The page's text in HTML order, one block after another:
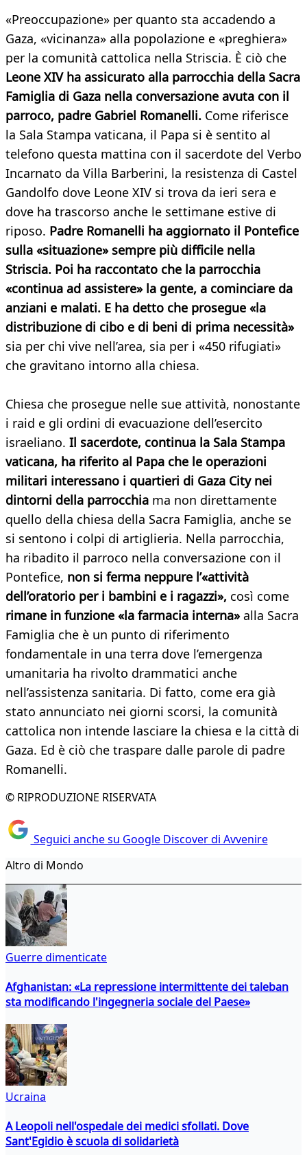
«Preoccupazione» per quanto sta accadendo a
Gaza, «vicinanza» alla popolazione e «preghiera»
per la comunità cattolica nella Striscia. È ciò che
Leone XIV ha assicurato alla parrocchia della Sacra
Famiglia di Gaza nella conversazione avuta con il
parroco, padre Gabriel Romanelli. Come riferisce
la Sala Stampa vaticana, il Papa si è sentito al
telefono questa mattina con il sacerdote del Verbo
Incarnato da Villa Barberini, la resistenza di Castel
Gandolfo dove Leone XIV si trova da ieri sera e
dove ha trascorso anche le settimane estive di
riposo. Padre Romanelli ha aggiornato il Pontefice
sulla «situazione» sempre più difficile nella
Striscia. Poi ha raccontato che la parrocchia
«continua ad assistere» la gente, a cominciare da
anziani e malati. E ha detto che prosegue «la
distribuzione di cibo e di beni di prima necessità»
sia per chi vive nell’area, sia per i «450 rifugiati»
che gravitano intorno alla chiesa.
Chiesa che prosegue nelle sue attività, nonostante
i raid e gli ordini di evacuazione dell’esercito
israeliano. Il sacerdote, continua la Sala Stampa
vaticana, ha riferito al Papa che le operazioni
militari interessano i quartieri di Gaza City nei
dintorni della parrocchia ma non direttamente
quello della chiesa della Sacra Famiglia, anche se
si sentono i colpi di artiglieria. Nella parrocchia,
ha ribadito il parroco nella conversazione con il
Pontefice, non si ferma neppure l’«attività
dell’oratorio per i bambini e i ragazzi», così come
rimane in funzione «la farmacia interna» alla Sacra
Famiglia che è un punto di riferimento
fondamentale in una terra dove l’emergenza
umanitaria ha rivolto drammatici anche
nell’assistenza sanitaria. Di fatto, come era già
stato annunciato nei giorni scorsi, la comunità
cattolica non intende lasciare la chiesa e la città di
Gaza. Ed è ciò che traspare dalle parole di padre
Romanelli.
© RIPRODUZIONE RISERVATA
Seguici anche su Google Discover di Avvenire
Altro di Mondo
Guerre dimenticate
Afghanistan: «La repressione intermittente dei taleban
sta modificando l'ingegneria sociale del Paese»
Ucraina
A Leopoli nell'ospedale dei medici sfollati. Dove
Sant'Egidio è scuola di solidarietà